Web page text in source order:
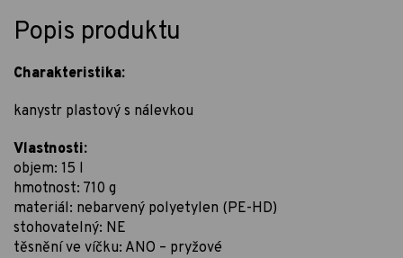
Popis produktu
Charakteristika:
kanystr plastový s nálevkou
Vlastnosti:
objem: 15 l
hmotnost: 710 g
materiál: nebarvený polyetylen (PE-HD)
stohovatelný: NE
těsnění ve víčku: ANO – pryžové